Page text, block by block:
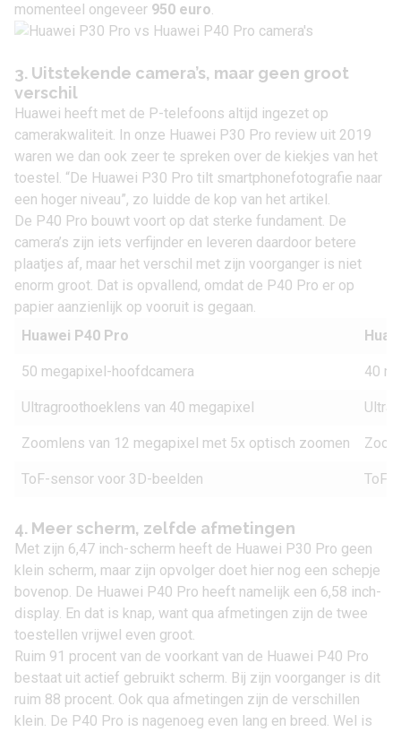
momenteel ongeveer 950 euro.
3. Uitstekende camera’s, maar geen groot
verschil
Huawei heeft met de P-telefoons altijd ingezet op
camerakwaliteit. In onze Huawei P30 Pro review uit 2019
waren we dan ook zeer te spreken over de kiekjes van het
toestel. “De Huawei P30 Pro tilt smartphonefotografie naar
een hoger niveau”, zo luidde de kop van het artikel.
De P40 Pro bouwt voort op dat sterke fundament. De
camera’s zijn iets verfijnder en leveren daardoor betere
plaatjes af, maar het verschil met zijn voorganger is niet
enorm groot. Dat is opvallend, omdat de P40 Pro er op
papier aanzienlijk op vooruit is gegaan.
Huawei P40 Pro
50 megapixel-hoofdcamera 40
Ultragroothoeklens van 40 megapixel
Zoomlens van 12 megapixel met 5x optisch zoomen
ToF-sensor voor 3D-beelden ToF-
4. Meer scherm, zelfde afmetingen
Met zijn 6,47 inch-scherm heeft de Huawei P30 Pro geen
klein scherm, maar zijn opvolger doet hier nog een schepje
bovenop. De Huawei P40 Pro heeft namelijk een 6,58 inch-
display. En dat is knap, want qua afmetingen zijn de twee
toestellen vrijwel even groot.
Ruim 91 procent van de voorkant van de Huawei P40 Pro
bestaat uit actief gebruikt scherm. Bij zijn voorganger is dit
ruim 88 procent. Ook qua afmetingen zijn de verschillen
klein. De P40 Pro is nagenoeg even lang en breed. Wel is